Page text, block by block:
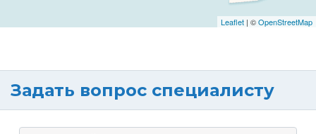
Leaflet | ©OpenStreetMap
Задать вопрос специалисту